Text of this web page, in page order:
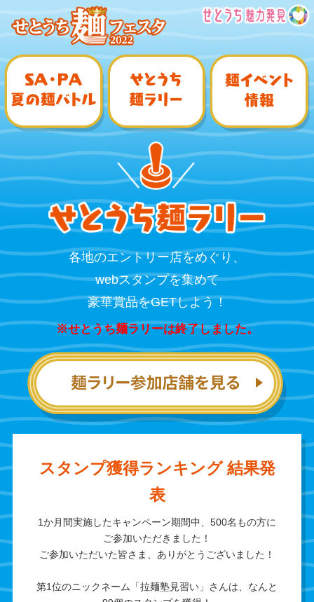
各地のエントリー店をめぐり、
webスタンプを集めて
豪華賞品をGETしよう！
※せとうち麺ラリーは終了しました。
スタンプ獲得ランキング 結果発
表
1か月間実施したキャンペーン期間中、500名もの方に
ご参加いただきました！
ご参加いただいた皆さま、ありがとうございました！
第1位のニックネーム「拉麺塾見習い」さんは、なんと